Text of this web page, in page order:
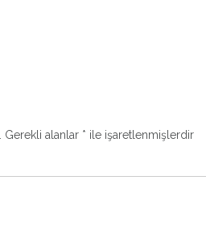
Gerekli alanlar * ile işaretlenmişlerdir